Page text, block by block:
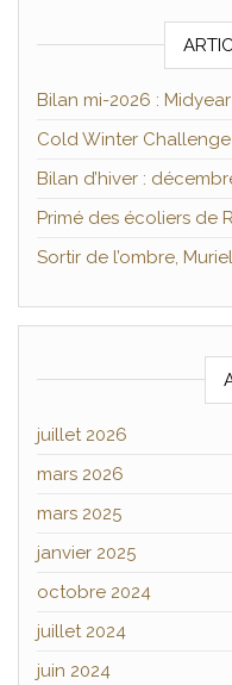
Bilan mi-2026 :
Cold Winter
Bilan d’hiver :
Primé des écoliers de
Sortir de l’ombre,
juillet 2026
mars 2026
mars 2025
janvier 2025
octobre 2024
juillet 2024
juin 2024